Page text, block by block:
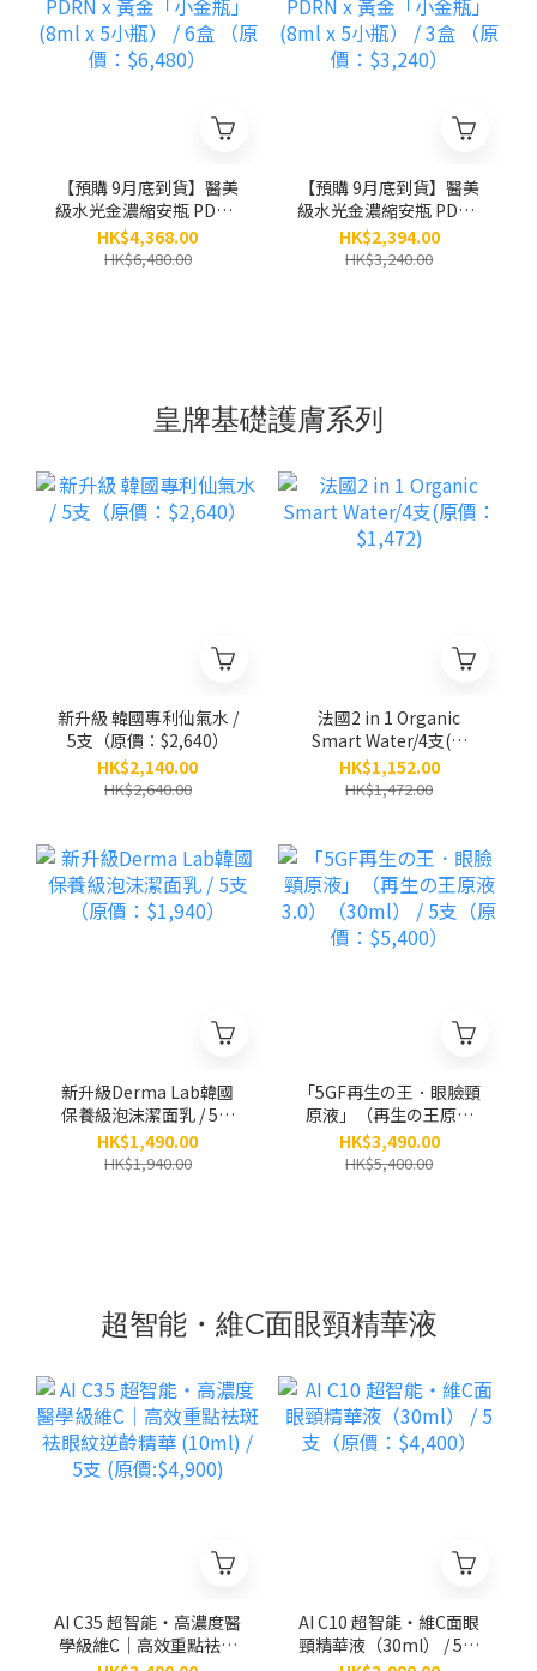
【預購 9月底到貨】醫美
級水光金濃縮安瓶 PDRN
x 黃金「小金瓶」(8ml x
5小瓶） / 6盒 （原價：
HK$4,368.00
HK$6,480.00
【預購 9月底到貨】醫美
級水光金濃縮安瓶 PDRN
x 黃金「小金瓶」(8ml x
5小瓶） / 3盒 （原價：
HK$2,394.00
HK$3,240.00
皇牌基礎護膚系列
新升級 韓國專利仙氣水 /
5支（原價：$2,640）
HK$2,140.00
HK$2,640.00
法國2 in 1 Organic
Smart Water/4支(原
價：$1,472)
HK$1,152.00
HK$1,472.00
新升級Derma Lab韓國
保養級泡沫潔面乳 / 5支
（原價：$1,940）
HK$1,490.00
HK$1,940.00
「5GF再生の王．眼臉頸
原液」（再生の王原液
3.0）（30ml） / 5支（原
價：$5,400）
HK$3,490.00
HK$5,400.00
超智能・維C面眼頸精華液
AI C35 超智能‧高濃度醫
學級維C｜高效重點袪斑
AI C10 超智能‧維C面眼
頸精華液（30ml） / 5支